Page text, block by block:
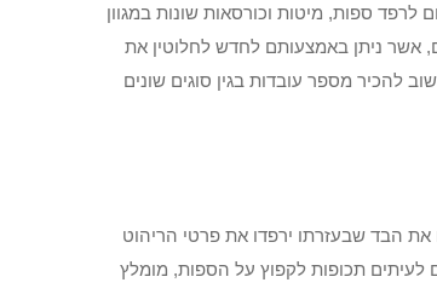
ספות, מיטות וכורסאות שונות במגוון
אשר ניתן באמצעותם לחדש לחלוטין את
להכיר מספר עובדות בגין סוגים שונים
הבד שבעזרתו ירפדו את פרטי הריהוט
תכופות לקפוץ על הספות, מומלץ